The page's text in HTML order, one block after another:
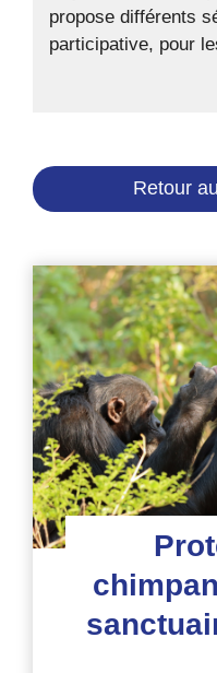
propose différents
participative, pour
Retour